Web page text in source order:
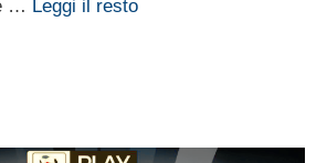
… Leggi il resto